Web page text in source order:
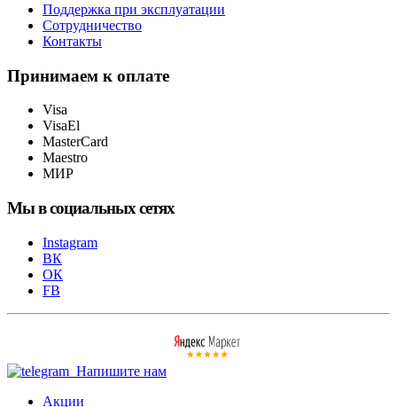
Поддержка при эксплуатации
Сотрудничество
Контакты
Принимаем к оплате
Visa
VisaEl
MasterCard
Maestro
МИР
Мы в социальных сетях
Instagram
ВК
ОК
FB
Напишите нам
Акции